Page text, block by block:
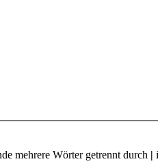
mehrere Wörter getrennt durch |